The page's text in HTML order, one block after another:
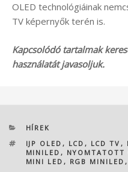
OLED technológiáinak
TV képernyők terén is.
Kapcsolódó tartalmak
használatát javasoljuk.
KATEGÓRIÁK
HÍREK
CÍMKÉK
IJP OLED , LCD , LCD TV ,
MINILED , NYOMTATOTT
MINI LED , RGB MINILED ,